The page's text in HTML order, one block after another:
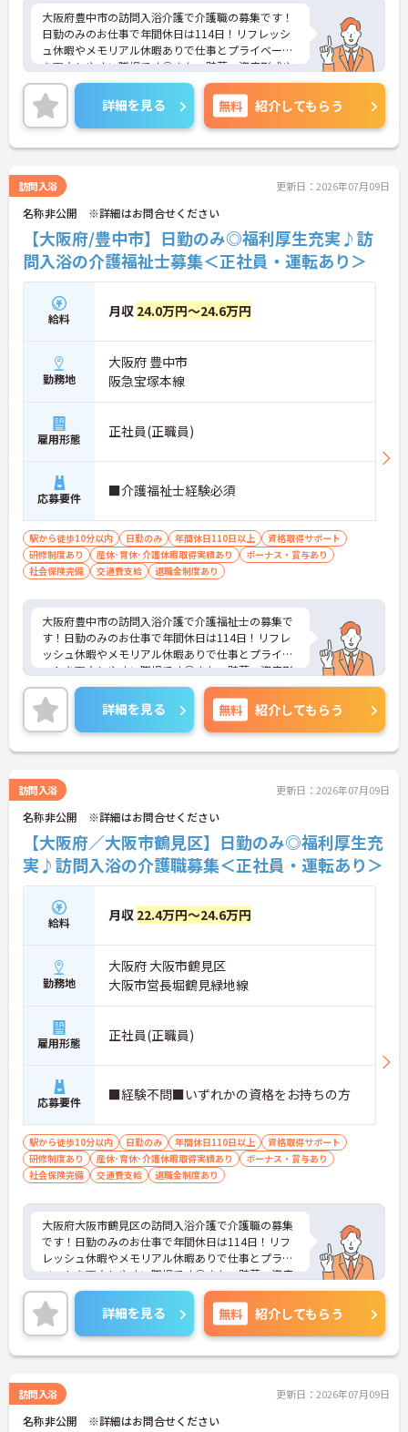
大阪府豊中市の訪問入浴介護で介護職の募集です！
日勤のみのお仕事で年間休日は114日！リフレッシ
ュ休暇やメモリアル休暇ありで仕事とプライベート
を両立しやすい職場です◎また、貯蓄・資産形成や
暮らしに関する福利厚生が充実！安心して長く働き
やすい環境が整っています♪各種研修制度や資格取
得支援制度はもちろん、年1回のキャリアチャレン
ジ制度もあり、働きながらスキルアップを目指せる
職場です！ご興味のある方は面接ポイントをお伝え
詳細を見る 無料 紹介してもらう
訪問入浴 更新日：2026年07月09日
名称非公開 ※詳細はお問合せください
【大阪府/豊中市】日勤のみ◎福利厚生充実♪訪
問入浴の介護福祉士募集＜正社員・運転あり＞
給料 月収 24.0万円～24.6万円
勤務地
大阪府 豊中市
阪急宝塚本線
雇用形態 正社員(正職員)
応募要件 ■介護福祉士経験必須
駅から徒歩10分以内 日勤のみ 年間休日110日以上
資格取得サポート
研修制度あり
産休･育休･介護休暇取得実績あり
ボーナス・賞与あり
社会保険完備
交通費支給 退職金制度あり
大阪府豊中市の訪問入浴介護で介護福祉士の募集で
す！日勤のみのお仕事で年間休日は114日！リフレ
ッシュ休暇やメモリアル休暇ありで仕事とプライベ
ートを両立しやすい職場です◎また、貯蓄・資産形
成や暮らしに関する福利厚生が充実！安心して長く
働きやすい環境が整っています♪各種研修制度や資
格取得支援制度はもちろん、年1回のキャリアチャ
レンジ制度もあり、働きながらスキルアップを目指
せる職場です！ご興味のある方は面接ポイントをお
詳細を見る 無料 紹介してもらう
訪問入浴 更新日：2026年07月09日
名称非公開 ※詳細はお問合せください
【大阪府／大阪市鶴見区】日勤のみ◎福利厚生充
実♪訪問入浴の介護職募集＜正社員・運転あり＞
給料 月収 22.4万円～24.6万円
勤務地
大阪府 大阪市鶴見区
大阪市営長堀鶴見緑地線
雇用形態 正社員(正職員)
応募要件 ■経験不問■いずれかの資格をお持ちの方
駅から徒歩10分以内 日勤のみ 年間休日110日以上
資格取得サポート
研修制度あり
産休･育休･介護休暇取得実績あり
ボーナス・賞与あり
社会保険完備
交通費支給 退職金制度あり
大阪府大阪市鶴見区の訪問入浴介護で介護職の募集
です！日勤のみのお仕事で年間休日は114日！リフ
レッシュ休暇やメモリアル休暇ありで仕事とプライ
ベートを両立しやすい職場です◎また、貯蓄・資産
形成や暮らしに関する福利厚生が充実！安心して長
く働きやすい環境が整っています♪各種研修制度や
資格取得支援制度はもちろん、年1回のキャリアチ
ャレンジ制度もあり、働きながらスキルアップを目
指せる職場です！ご興味のある方は面接ポイントを
詳細を見る 無料 紹介してもらう
訪問入浴 更新日：2026年07月09日
名称非公開 ※詳細はお問合せください